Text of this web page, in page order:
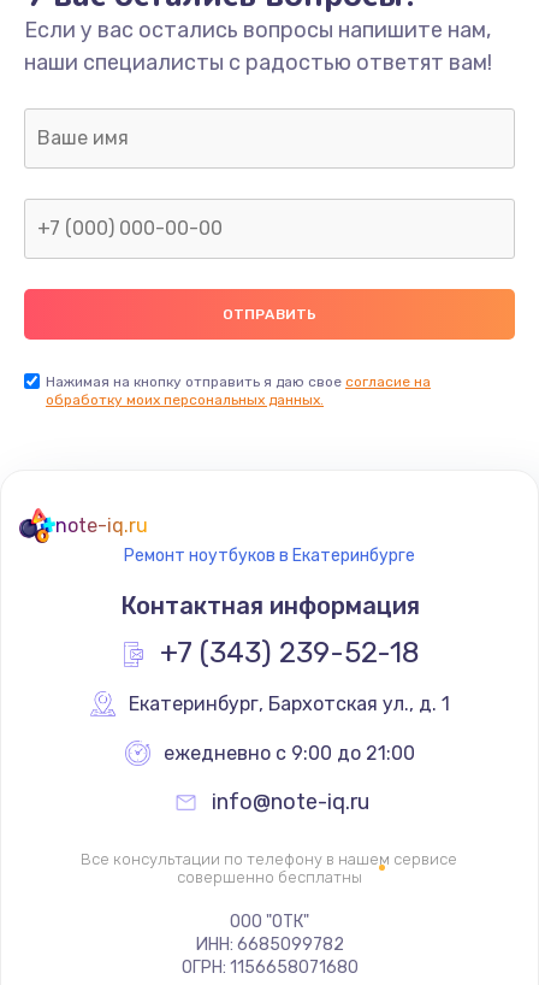
Замена процессора
1500 руб.
Заказать
Замена системы охлаждения
800 руб.
Заказать
Замена аккумулятора
600 руб.
Заказать
Замена корпуса
1100 руб.
Заказать
Если у вас остались вопросы напишите нам,
наши специалисты с радостью ответят вам!
Нажимая на кнопку отправить я даю свое согласие на
обработку моих персональных данных.
note-iq.ru
Ремонт ноутбуков в Екатеринбурге
Контактная информация
+7 (343) 239-52-18
Екатеринбург, Бархотская ул., д. 1
ежедневно с 9:00 до 21:00
info@note-iq.ru
Все консультации по телефону в нашем сервисе
совершенно бесплатны
ООО "ОТК"
ИНН: 6685099782
ОГРН: 1156658071680